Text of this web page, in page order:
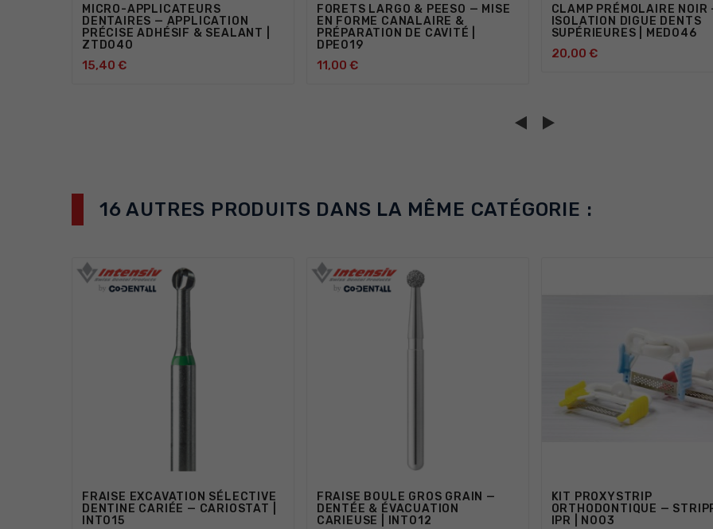
MICRO-APPLICATEURS
DENTAIRES — APPLICATION
PRÉCISE ADHÉSIF & SEALANT |
ZTD040
15,40 €
FORETS LARGO & PEESO — MISE
EN FORME CANALAIRE &
PRÉPARATION DE CAVITÉ |
DPE019
11,00 €

CLAMP PRÉMOLAIRE NOIR
ISOLATION DIGUE DENTS
SUPÉRIEURES | MED046
20,00 €
16 AUTRES PRODUITS DANS LA MÊME CATÉGORIE :
FRAISE EXCAVATION SÉLECTIVE
DENTINE CARIÉE — CARIOSTAT |
INT015
FRAISE BOULE GROS GRAIN —
DENTÉE & ÉVACUATION
CARIEUSE | INT012
KIT PROXYSTRIP
ORTHODONTIQUE —
IPR | N003